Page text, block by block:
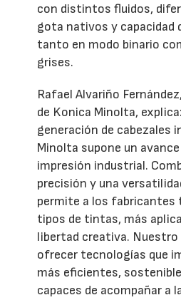
con distintos fluidos,
gota nativos y capacidad
tanto en modo binario
grises.
Rafael Alvariño
de Konica Minolta,
generación de cabezales
Minolta supone un
impresión industrial.
precisión y una
permite a los fabricantes
tipos de tintas, más
libertad creativa.
ofrecer tecnologías que
más eficientes,
capaces de acompañar a